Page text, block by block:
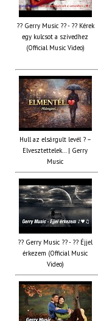
?? Gerry Music ?? - ?? Kérek
egy kulcsot a szívedhez
(Official Music Video)
Hull az elsárgult levél ? –
Elvesztettelek… | Gerry
Music
?? Gerry Music ?? - ?? Éjjel
érkezem (Official Music
Video)